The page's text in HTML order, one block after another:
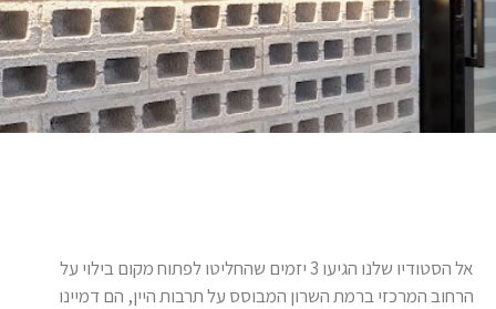
אל הסטודיו שלנו הגיעו 3 יזמים שהחליטו לפתוח מקום בילוי על
הרחוב המרכזי ברמת השרון המבוסס על תרבות היין, הם דמיינו